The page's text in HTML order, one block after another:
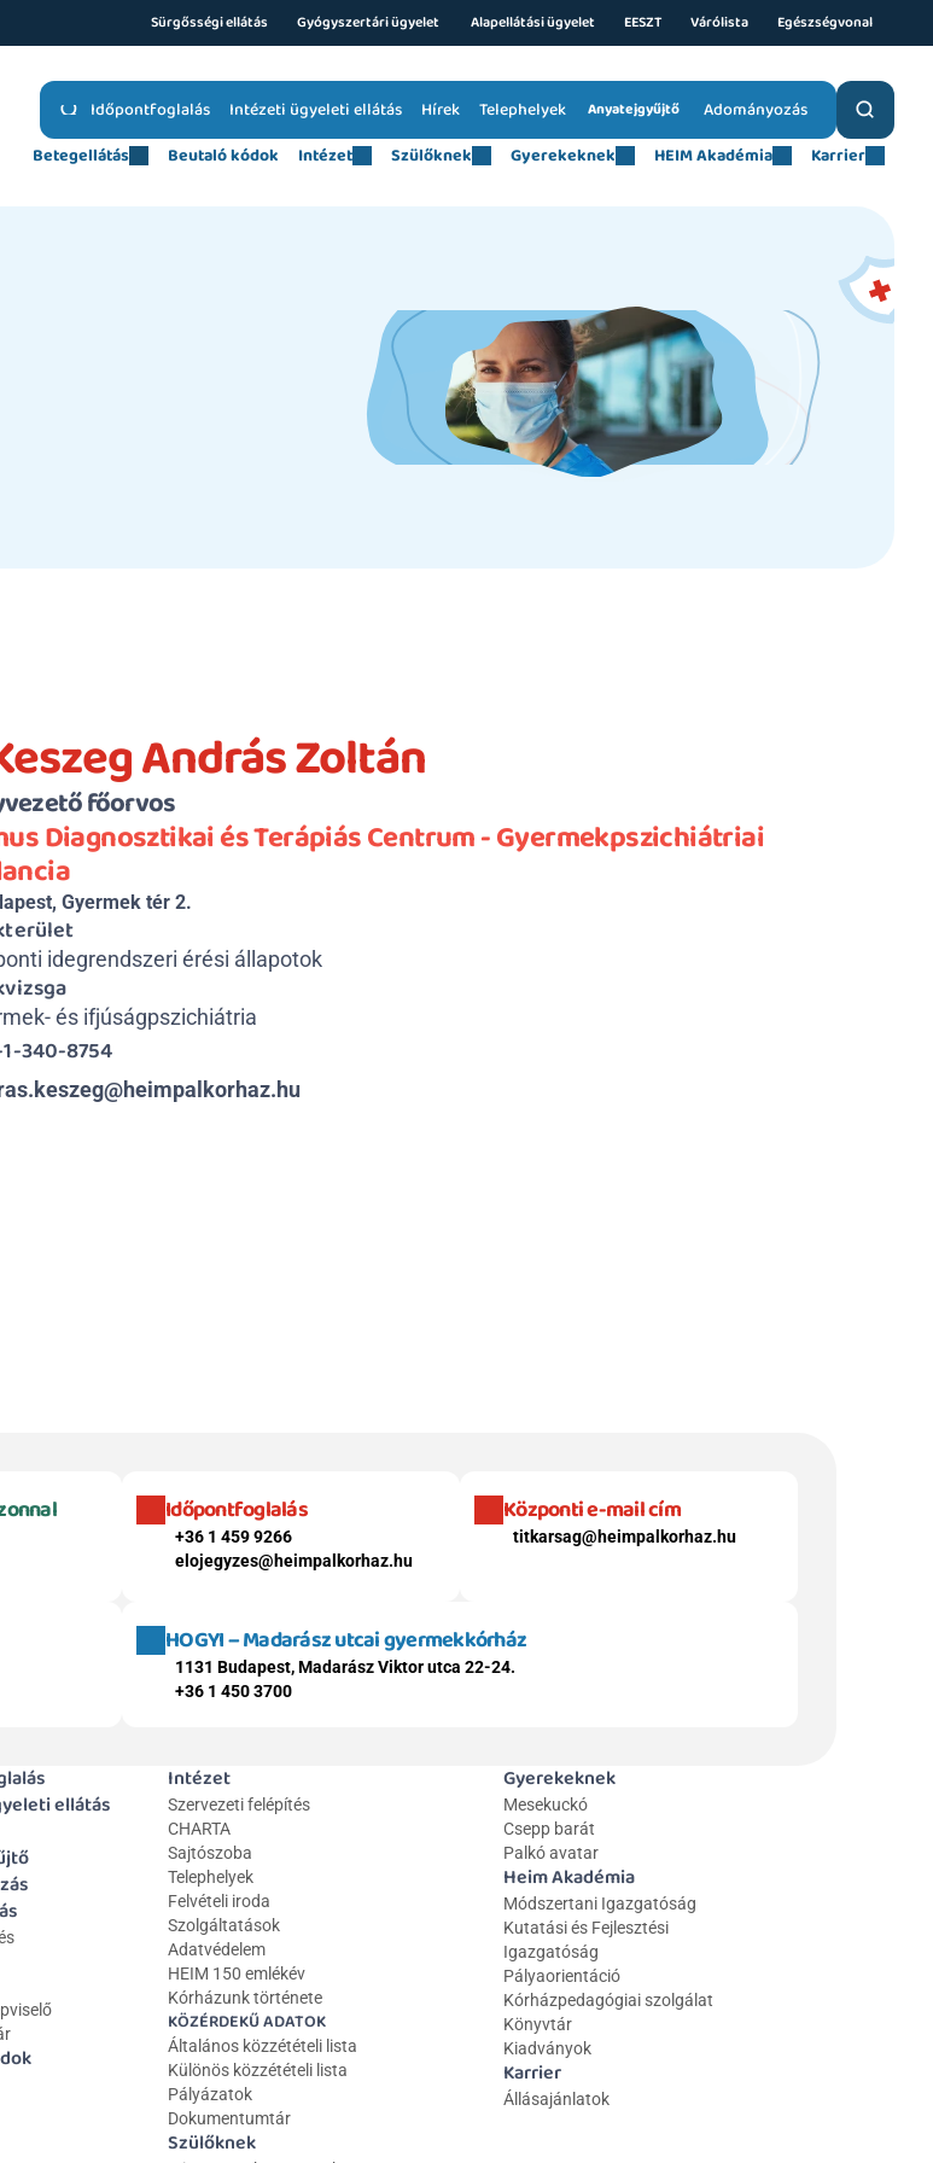
Sürgősségi ellátás Gyógyszertári ügyelet Alapellátási ügyelet EESZT Várólista Egészségvonal
Időpontfoglalás Intézeti ügyeleti ellátás Telephelyek Anyatejgyűjtő Adományozás
Hírek
Betegellátás
Beutaló kódok Intézet Szülőknek Gyerekeknek HEIM Akadémia Karrier
András Zoltán
főorvos
Diagnosztikai és Terápiás Centrum - Gyermekpszichiátriai
Gyermek tér 2.
idegrendszeri érési állapotok
és ifjúságpszichiátria
340-8754
Időpontfoglalás
+36 1 459 9266
elojegyzes@heimpalkorhaz.hu
Központi e-mail cím
titkarsag@heimpalkorhaz.hu
HOGYI – Madarász utcai gyermekkórház
1131 Budapest, Madarász Viktor utca 22-24.
+36 1 450 3700
ellátás
Intézet
Szervezeti felépítés
CHARTA
Sajtószoba
Telephelyek
Felvételi iroda
Szolgáltatások
Adatvédelem
HEIM 150 emlékév
Kórházunk története
KÖZÉRDEKŰ ADATOK
Általános közzétételi lista
Különös közzétételi lista
Pályázatok
Dokumentumtár
Szülőknek
Gyerekeknek
Mesekuckó
Csepp barát
Palkó avatar
Heim Akadémia
Módszertani Igazgatóság
Kutatási és Fejlesztési
Igazgatóság
Pályaorientáció
Kórházpedagógiai szolgálat
Könyvtár
Kiadványok
Karrier
Állásajánlatok